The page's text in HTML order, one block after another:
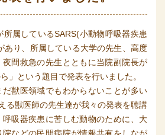
属しているSARS(小動物呼吸器疾患
あり、所属している大学の先生、高度
夜間救急の先生とともに当院副院長が
」という題目で発表を行いました。
獣医領域でもわからないことが多い
る獣医師の先生達が我々の発表を聴講
呼吸器疾患に苦しむ動物のために、大